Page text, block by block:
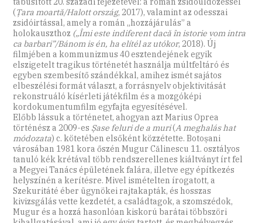
(Țara moartă/Halott ország, 2017), valamint az odesszai
zsidóirtással, amely a román „hozzájárulás” a
holokauszthoz („Îmi este indiferent dacă în istorie vom intra
ca barbari”/Bánom is én, ha elítél az utókor, 2018). Új
filmjében a kommunizmus 40 esztendejének egyik
elszigetelt tragikus történetét használja múltfeltáró és
egyben szembesítő szándékkal, amihez ismét sajátos
elbeszélési formát választ, a forrásnyelv objektivitását
rekonstruáló kísérleti játékfilm és a mozgóképi
kordokumentumfilm egyfajta egyesítésével.
Előbb lássuk a történetet, ahogyan azt Marius Oprea
történész a 2009-es Șase feluri de a muri(A meghalás hat
módozata) c. kötetében elsőként közzétette. Botoșani
városában 1981 kora őszén Mugur Călinescu 11. osztályos
tanuló kék krétával több rendszerellenes kiáltványt írt fel
a Megyei Tanács épületének falára, illetve egy építkezés
helyszínén a kerítésre. Mivel ismételten írogatott, a
Szekuritáté éber ügynökei rajtakapták, és hosszas
kivizsgálás vette kezdetét, a családtagok, a szomszédok,
Mugur és a hozzá hasonlóan kiskorú barátai többszöri